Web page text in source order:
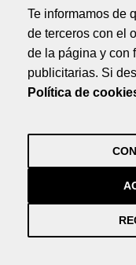
Aviso legal
Política de privacidad
Política de cookies
by NEORG
Política de cookies
Te informamos de
de terceros con el
de la página y con
publicitarias. Si
Política de